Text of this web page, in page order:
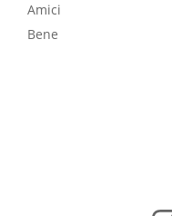
Amici
Bene